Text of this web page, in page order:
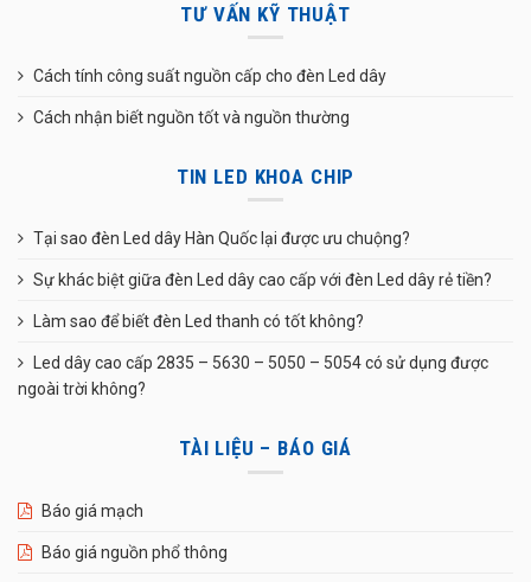
TƯ VẤN KỸ THUẬT
Cách tính công suất nguồn cấp cho đèn Led dây
Cách nhận biết nguồn tốt và nguồn thường
TIN LED KHOA CHIP
Tại sao đèn Led dây Hàn Quốc lại được ưu chuộng?
Sự khác biệt giữa đèn Led dây cao cấp với đèn Led dây rẻ tiền?
Làm sao để biết đèn Led thanh có tốt không?
Led dây cao cấp 2835 – 5630 – 5050 – 5054 có sử dụng được
ngoài trời không?
TÀI LIỆU – BÁO GIÁ
Báo giá mạch
Báo giá nguồn phổ thông